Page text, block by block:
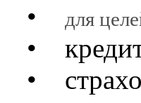
•
для
•
•